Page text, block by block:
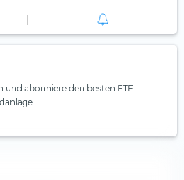
und abonniere den besten ETF-